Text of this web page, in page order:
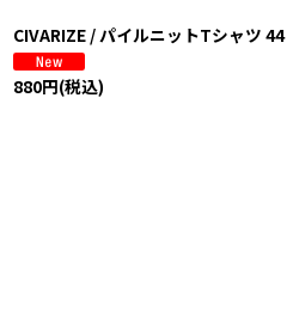
CIVARIZE / パイルニットTシャツ
880円(税込)